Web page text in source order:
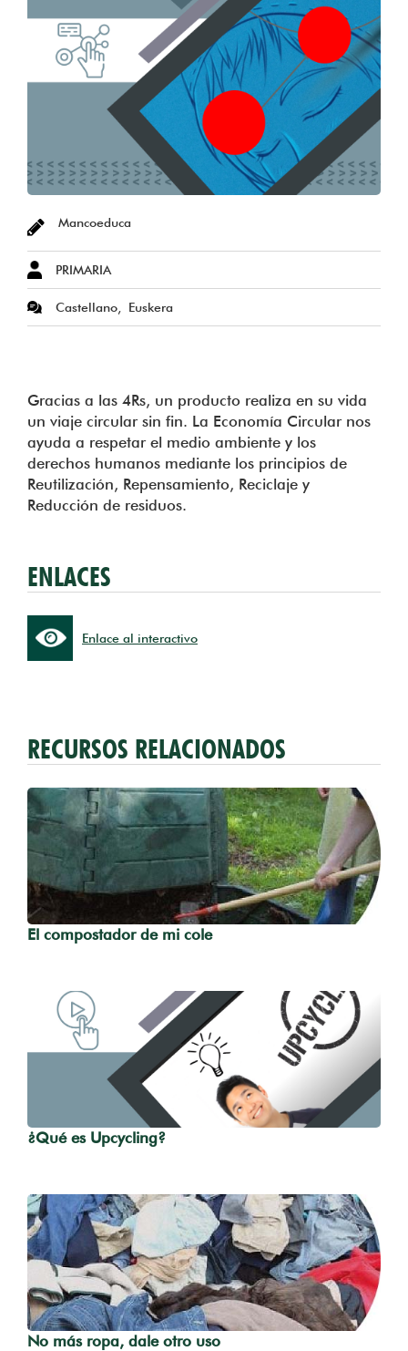
Mancoeduca
PRIMARIA
Castellano Euskera
Gracias a las 4Rs, un producto realiza en su vida
un viaje circular sin fin. La Economía Circular nos
ayuda a respetar el medio ambiente y los
derechos humanos mediante los principios de
Reutilización, Repensamiento, Reciclaje y
Reducción de residuos.
ENLACES
Enlace al interactivo
RECURSOS RELACIONADOS
El compostador de mi cole
¿Qué es Upcycling?
No más ropa, dale otro uso